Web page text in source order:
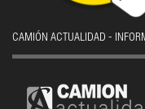
CAMIÓN ACTUALIDAD -